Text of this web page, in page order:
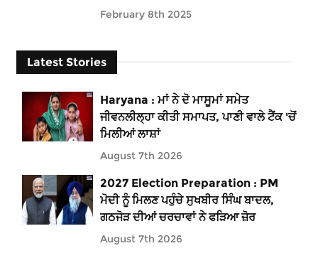
February 8th 2025
Latest Stories
Haryana : ਮਾਂ ਨੇ ਦੋ ਮਾਸੂਮਾਂ ਸਮੇਤ
ਜੀਵਨਲੀਲ੍ਹਾ ਕੀਤੀ ਸਮਾਪਤ, ਪਾਣੀ ਵਾਲੇ ਟੈਂਕ 'ਚੋਂ
ਮਿਲੀਆਂ ਲਾਸ਼ਾਂ
August 7th 2026
2027 Election Preparation : PM
ਮੋਦੀ ਨੂੰ ਮਿਲਣ ਪਹੁੰਚੇ ਸੁਖਬੀਰ ਸਿੰਘ ਬਾਦਲ,
ਗਠਜੋੜ ਦੀਆਂ ਚਰਚਾਵਾਂ ਨੇ ਫੜਿਆ ਜ਼ੋਰ
August 7th 2026